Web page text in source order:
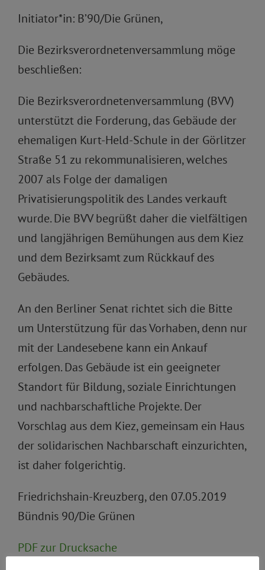
Initiator*in: B’90/Die Grünen,
Die Bezirksverordnetenversammlung möge
beschließen:
Die Bezirksverordnetenversammlung (BVV)
unterstützt die Forderung, das Gebäude der
ehemaligen Kurt-Held-Schule in der Görlitzer
Straße 51 zu rekommunalisieren, welches
2007 als Folge der damaligen
Privatisierungspolitik des Landes verkauft
wurde. Die BVV begrüßt daher die vielfältigen
und langjährigen Bemühungen aus dem Kiez
und dem Bezirksamt zum Rückkauf des
Gebäudes.
An den Berliner Senat richtet sich die Bitte
um Unterstützung für das Vorhaben, denn nur
mit der Landesebene kann ein Ankauf
erfolgen. Das Gebäude ist ein geeigneter
Standort für Bildung, soziale Einrichtungen
und nachbarschaftliche Projekte. Der
Vorschlag aus dem Kiez, gemeinsam ein Haus
der solidarischen Nachbarschaft einzurichten,
ist daher folgerichtig.
Friedrichshain-Kreuzberg, den 07.05.2019
Bündnis 90/Die Grünen
PDF zur Drucksache